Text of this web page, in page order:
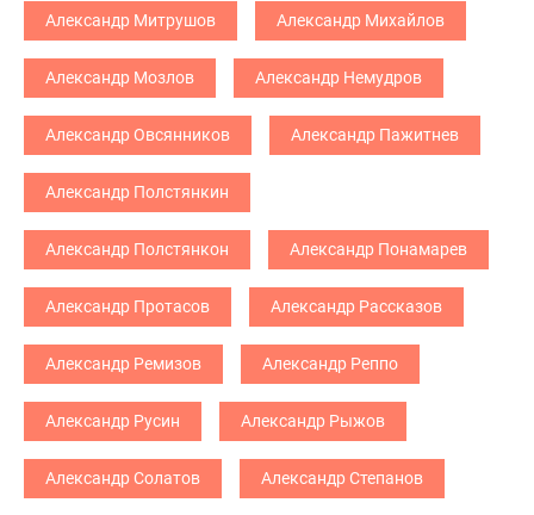
Александр Митрушов Александр Михайлов
Александр Мозлов Александр Немудров
Александр Овсянников Александр Пажитнев
Александр Полстянкин
Александр Полстянкон Александр Понамарев
Александр Протасов Александр Рассказов
Александр Ремизов Александр Реппо
Александр Русин Александр Рыжов
Александр Солатов Александр Степанов